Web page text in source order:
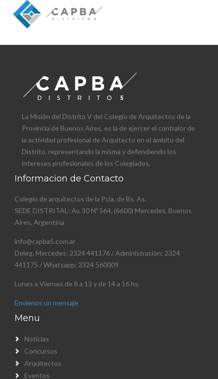
La Misión del Distrito V del Colegio de Arquitectos de la
Provincia de Buenos Aires, es la de ejercer el contralor de
la actividad profesional de Arquitecto en el ámbito del
Distrito, representando la misma y defendiendo los
intereses profesionales de los Colegiados.
Informacion de Contacto
Colegio de arquitectos de la Pcia. de Bs. As.
SEDE DISTRITAL: Av. 30 Nº 564, (6600) Mercedes, Buenos
Aires, Argentina
info@capba5.com.ar
Deleg. Mercedes: 2324 441176 / Administración: 2324
441175 / Whatsapp: 2324 560009
Lunes a Viernes de 8 a 13 y de 14 a 16 hs.
Envienos un mensaje
Menu
Noticias
Concursos
Arquitectos
Eventos